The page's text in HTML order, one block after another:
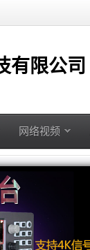
有限公司
网络视频